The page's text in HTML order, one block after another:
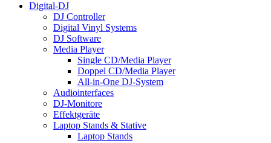
Digital-DJ
DJ Controller
Digital Vinyl Systems
DJ Software
Media Player
Single CD/Media Player
Doppel CD/Media Player
All-in-One DJ-System
Audiointerfaces
DJ-Monitore
Effektgeräte
Laptop Stands & Stative
Laptop Stands